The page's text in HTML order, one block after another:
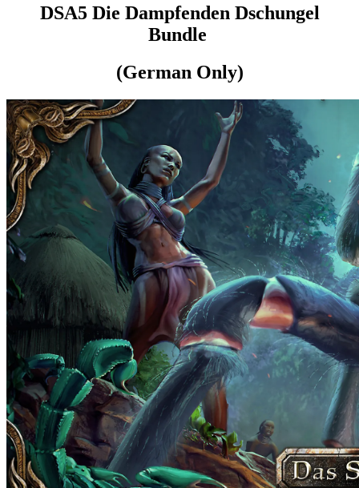
DSA5 Die Dampfenden Dschungel
Bundle
(German Only)